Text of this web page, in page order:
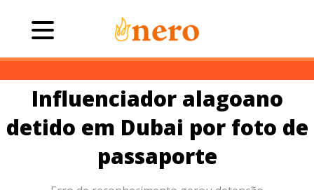
Influenciador alagoano
detido em Dubai por foto de
passaporte